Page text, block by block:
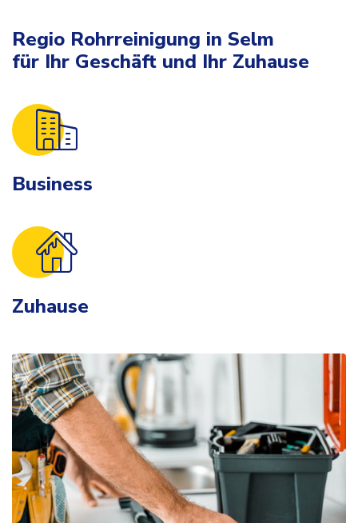
Regio Rohrreinigung in Selm
für Ihr Geschäft und Ihr Zuhause
Business
Zuhause